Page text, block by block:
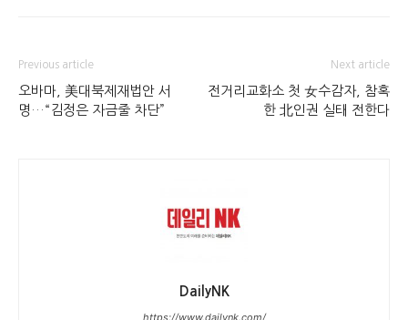
Previous article
오바마, 美대북제재법안 서
명…“김정은 자금줄 차단”
Next article
전거리교화소 첫 女수감자, 참혹
한 北인권 실태 전한다
DailyNK
https://www.dailynk.com/